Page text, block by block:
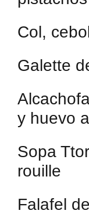
Col,
Galette
y huevo
Sopa
rouille
Falafel